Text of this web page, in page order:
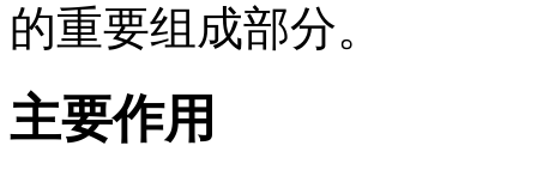
的重要组成部分。
主要作用